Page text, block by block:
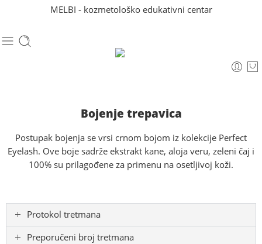
MELBI - kozmetološko edukativni centar
Bojenje trepavica
Postupak bojenja se vrsi crnom bojom iz kolekcije Perfect
Eyelash. Ove boje sadrže ekstrakt kane, aloja veru, zeleni čaj i
100% su prilagođene za primenu na osetljivoj koži.
Protokol tretmana
Preporučeni broj tretmana